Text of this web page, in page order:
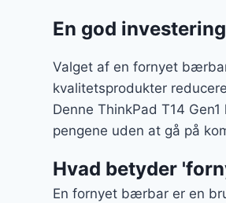
En god
Valget af en fornyet
kvalitetsprodukter
Denne ThinkPad T14
pengene uden at gå på
Hvad betyder
En fornyet bærbar er en